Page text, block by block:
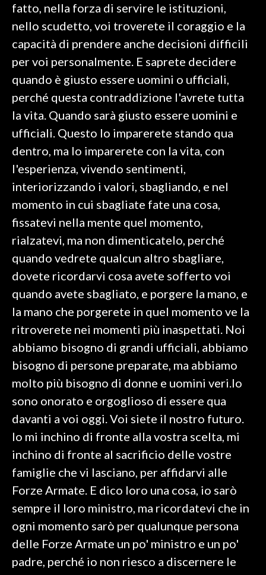
fatto, nella forza di servire le istituzioni,
nello scudetto, voi troverete il coraggio e la
capacità di prendere anche decisioni difficili
per voi personalmente. E saprete decidere
quando è giusto essere uomini o ufficiali,
perché questa contraddizione l'avrete tutta
la vita. Quando sarà giusto essere uomini e
ufficiali. Questo lo imparerete stando qua
dentro, ma lo imparerete con la vita, con
l'esperienza, vivendo sentimenti,
interiorizzando i valori, sbagliando, e nel
momento in cui sbagliate fate una cosa,
fissatevi nella mente quel momento,
rialzatevi, ma non dimenticatelo, perché
quando vedrete qualcun altro sbagliare,
dovete ricordarvi cosa avete sofferto voi
quando avete sbagliato, e porgere la mano, e
la mano che porgerete in quel momento ve la
ritroverete nei momenti più inaspettati. Noi
abbiamo bisogno di grandi ufficiali, abbiamo
bisogno di persone preparate, ma abbiamo
molto più bisogno di donne e uomini veri.Io
sono onorato e orgoglioso di essere qua
davanti a voi oggi. Voi siete il nostro futuro.
Io mi inchino di fronte alla vostra scelta, mi
inchino di fronte al sacrificio delle vostre
famiglie che vi lasciano, per affidarvi alle
Forze Armate. E dico loro una cosa, io sarò
sempre il loro ministro, ma ricordatevi che in
ogni momento sarò per qualunque persona
delle Forze Armate un po' ministro e un po'
padre, perché io non riesco a discernere le